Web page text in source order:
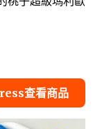
查看商品